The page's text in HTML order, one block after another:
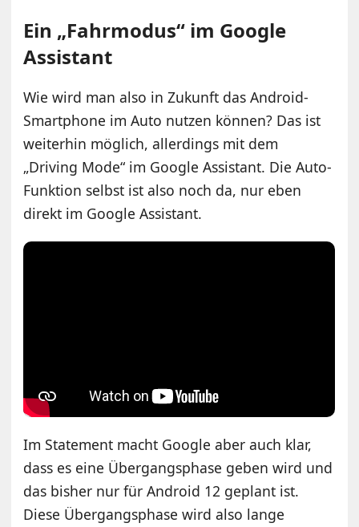
Ein „Fahrmodus“ im Google
Assistant
Wie wird man also in Zukunft das Android-
Smartphone im Auto nutzen können? Das ist
weiterhin möglich, allerdings mit dem
„Driving Mode“ im Google Assistant. Die Auto-
Funktion selbst ist also noch da, nur eben
direkt im Google Assistant.
Im Statement macht Google aber auch klar,
dass es eine Übergangsphase geben wird und
das bisher nur für Android 12 geplant ist.
Diese Übergangsphase wird also lange